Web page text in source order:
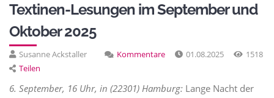
Textinen-Lesungen im September und
Oktober 2025
Susanne Ackstaller Kommentare 01.08.2025
1518
Teilen
6. September, 16 Uhr, in (22301) Hamburg: Lange Nacht der